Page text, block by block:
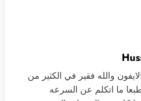
والله فقير في الكثير من
ما اتكلم عن السرعه